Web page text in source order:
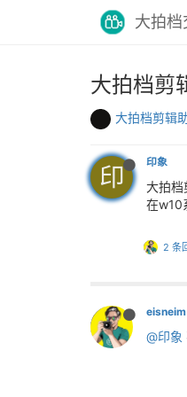
大拍档
大拍档剪
大拍档剪辑
印 印象
大拍档
在w10
2 条
eisneim
@印象